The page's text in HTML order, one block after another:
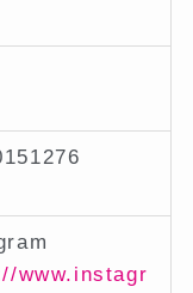
www.instagr